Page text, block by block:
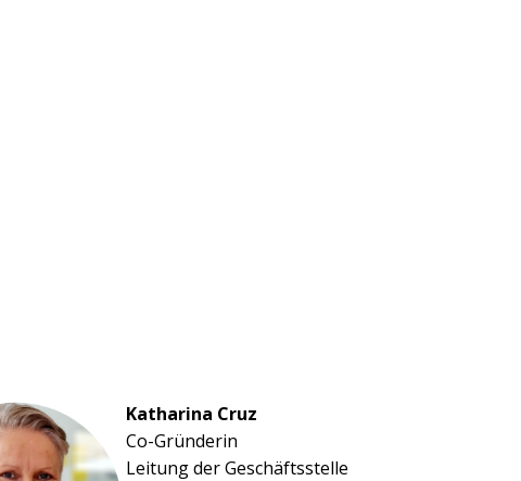
Katharina Cruz
Co-Gründerin
Leitung der Geschäftsstelle